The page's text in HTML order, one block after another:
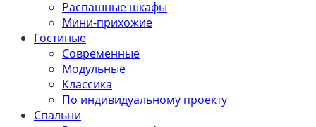
Распашные шкафы
Мини-прихожие
Гостиные
Современные
Модульные
Классика
По индивидуальному проекту
Спальни